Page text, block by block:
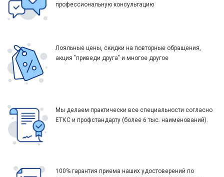
профессиональную консультацию
Лояльные цены, скидки на повторные обращения,
акция "приведи друга" и многое другое
Мы делаем практически все специальности согласно
ЕТКС и профстандарту (более 6 тыс. наименований).
100% гарантия приема наших удостоверений по